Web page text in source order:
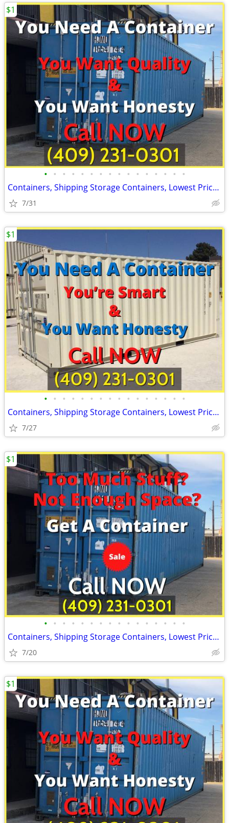
• • • • • • • • • • • • • • • •
Containers, Shipping Storage Containers, Lowest Price Now!
7/31
$1
• • • • • • • • • • • • • • • •
Containers, Shipping Storage Containers, Lowest Price Now!
7/27
$1
• • • • • • • • • • • • • • • •
Containers, Shipping Storage Containers, Lowest Price Now!
7/20
$1
$1